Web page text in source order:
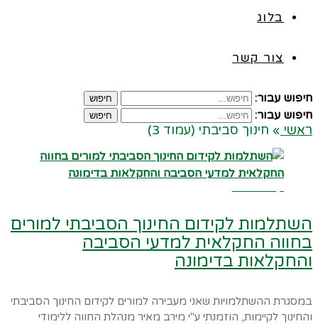
בלוג
צור קשר
חיפוש עבור: חיפוש
חיפוש עבור: חיפוש
ראשי » חינוך סביבתי (עמוד 3)
השתלמות לקידום החינוך הסביבתי למורים
בחווה החקלאית למדעי הסביבה
והחקלאות בדימונה
במסגרת ההשתלמויות שאני מעבירה למורים לקידום החינוך הסביבתי
והחינוך לקיימות, הוזמנתי ע"י מירב מאיר מנהלת החווה ללימודי